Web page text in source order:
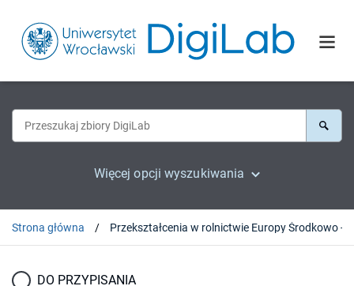
Więcej opcji wyszukiwania
Strona główna
DO PRZYPISANIA